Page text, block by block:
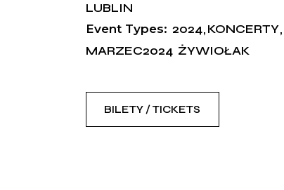
LUBLIN
Event Types: 2024 KONCERTY
MARZEC2024 ŻYWIOŁAK
BILETY / TICKETS